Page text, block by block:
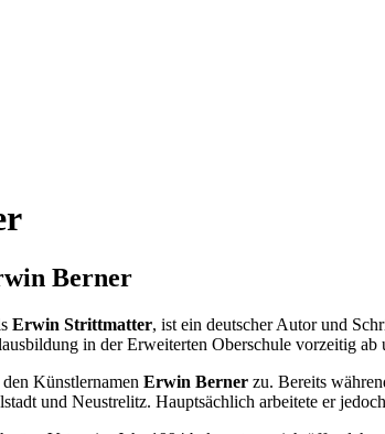
Berner
Erwin Strittmatter, ist ein deutscher Autor und
in der Erweiterten Oberschule vorzeitig
Künstlernamen Erwin Berner zu. Bereits
und Neustrelitz. Hauptsächlich arbeitete er